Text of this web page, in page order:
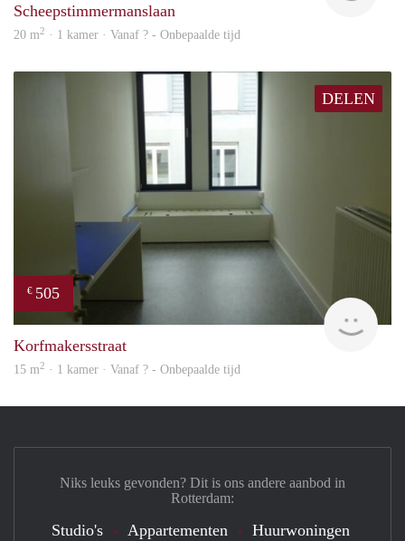
Scheepstimmermanslaan
20 m2 · 1 kamer · Vanaf ? - Onbepaalde tijd
DELEN
€ 505
Korfmakersstraat
15 m2 · 1 kamer · Vanaf ? - Onbepaalde tijd
Niks leuks gevonden? Dit is ons andere aanbod in
Rotterdam:
Studio's Appartementen Huurwoningen